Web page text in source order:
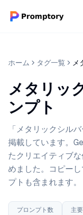
ホーム タグ一覧 メ
メタリッ
ンプト
「メタリックシル
掲載しています。
たクリエイティブ
めました。コピー
プトも含まれます。
プロンプト数 主